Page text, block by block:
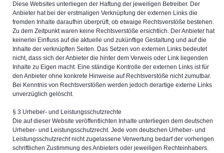
Diese Websites unterliegen der Haftung der jeweiligen Betreiber. Der
Anbieter hat bei der erstmaligen Verknüpfung der externen Links die
fremden Inhalte daraufhin überprüft, ob etwaige Rechtsverstöße bestehen.
Zu dem Zeitpunkt waren keine Rechtsverstöße ersichtlich. Der Anbieter hat
keinerlei Einfluss auf die aktuelle und zukünftige Gestaltung und auf die
Inhalte der verknüpften Seiten. Das Setzen von externen Links bedeutet
nicht, dass sich der Anbieter die hinter dem Verweis oder Link liegenden
Inhalte zu Eigen macht. Eine ständige Kontrolle der externen Links ist für
den Anbieter ohne konkrete Hinweise auf Rechtsverstöße nicht zumutbar.
Bei Kenntnis von Rechtsverstößen werden jedoch derartige externe Links
unverzüglich gelöscht.
§ 3 Urheber- und Leistungsschutzrechte
Die auf dieser Website veröffentlichten Inhalte unterliegen dem deutschen
Urheber- und Leistungsschutzrecht. Jede vom deutschen Urheber- und
Leistungsschutzrecht nicht zugelassene Verwertung bedarf der vorherigen
schriftlichen Zustimmung des Anbieters oder jeweiligen Rechteinhabers.